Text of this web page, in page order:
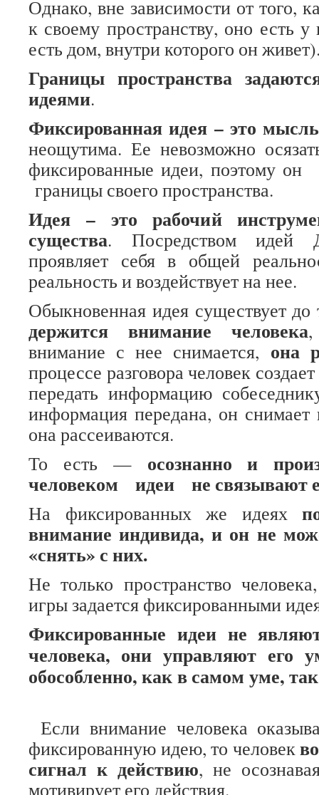
Однако, вне зависимости от того,
к своему пространству, оно есть
есть дом, внутри которого он
Границы пространства
идеями.
Фиксированная идея – это
неощутима. Ее невозможно
фиксированные идеи, поэтому
границы своего пространства.
Идея – это рабочий
существа. Посредством идей
проявляет себя в общей
реальность и воздействует на нее.
Обыкновенная идея существует
держится внимание человека
внимание с нее снимается, она
процессе разговора человек
передать информацию
информация передана, он
она рассеиваются.
То есть — осознанно и
человеком идеи не связывают
На фиксированных же идеях
внимание индивида, и он не
«снять» с них.
Не только пространство
игры задается фиксированными
Фиксированные идеи не
человека, они управляют его
обособленно, как в самом уме,
Если внимание человека
фиксированную идею, то человек
сигнал к действию, не
мотивирует его действия.